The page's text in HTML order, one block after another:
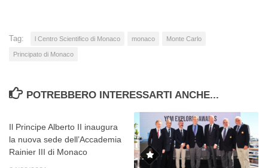
Tag: l Centro Scientifico di Monaco monaco Monte Carlo
Principato di Monaco
POTREBBERO INTERESSARTI ANCHE...
Il Principe Alberto II inaugura
la nuova sede dell’Accademia
Rainier III di Monaco